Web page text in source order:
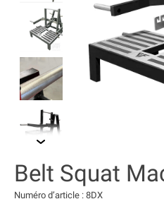
Belt Squat
Numéro d’article : 8DX